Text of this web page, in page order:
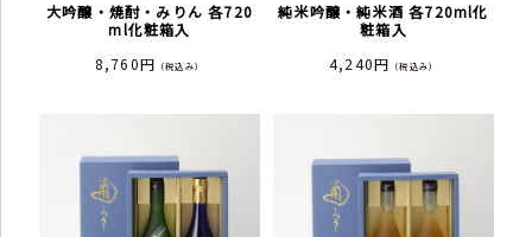
大吟醸・焼酎・みりん 各720
ml化粧箱入
8,760円 （税込み）
純米吟醸・純米酒 各720ml化
粧箱入
4,240円 （税込み）